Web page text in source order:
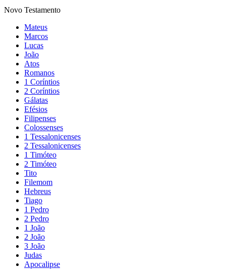
Novo Testamento
Mateus
Marcos
Lucas
João
Atos
Romanos
1 Coríntios
2 Coríntios
Gálatas
Efésios
Filipenses
Colossenses
1 Tessalonicenses
2 Tessalonicenses
1 Timóteo
2 Timóteo
Tito
Filemom
Hebreus
Tiago
1 Pedro
2 Pedro
1 João
2 João
3 João
Judas
Apocalipse